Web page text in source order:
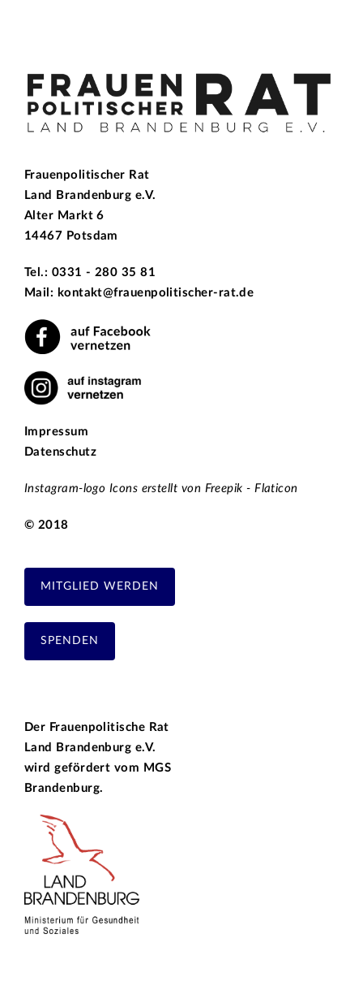
Frauenpolitischer Rat
Land Brandenburg e.V.
Alter Markt 6
14467 Potsdam
Tel.: 0331 - 280 35 81
Mail: kontakt@frauenpolitischer-rat.de
Impressum
Datenschutz
Instagram-logo Icons erstellt von Freepik - Flaticon
© 2018
MITGLIED WERDEN
SPENDEN
Der Frauenpolitische Rat
Land Brandenburg e.V.
wird gefördert vom MGS
Brandenburg.